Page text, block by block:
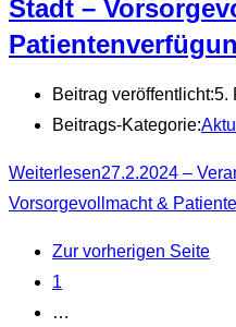
Stadt –
Beitrag veröffentlicht:5.
Beitrags-Kategorie:
Weiterlesen27.2.2024 –
Vorsorgevollmacht &
Zur vorherigen Seite
1
…